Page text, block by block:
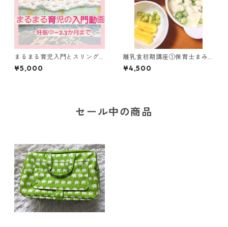
まるまる育児入門とスリング
事前動画 産後のLINEフォロ
ー1か月
¥5,000
離乳食初期講座①保育士まみ
先生講座 からだとお口に
あわせて 90分のリアルレ
¥4,500
セール中の商品